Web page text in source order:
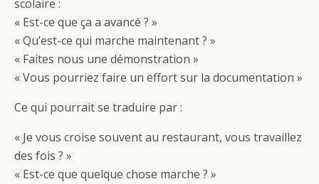
scolaire :
« Est-ce que ça a avancé ? »
« Qu’est-ce qui marche maintenant ? »
« Faites nous une démonstration »
« Vous pourriez faire un effort sur la documentation »
Ce qui pourrait se traduire par :
« Je vous croise souvent au restaurant, vous travaillez
des fois ? »
« Est-ce que quelque chose marche ? »